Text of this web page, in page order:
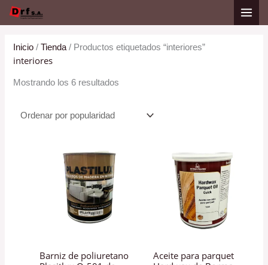
al
Inicio /Tienda/ Productos etiquetados “interiores”
interiores
Mostrando los 6 resultados
por
Barniz de poliuretano
Aceite para parquet